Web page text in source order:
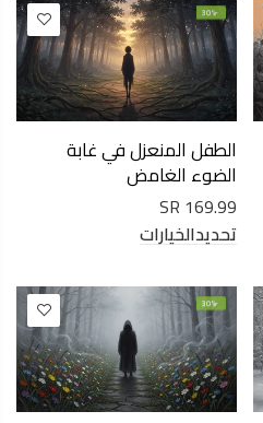
-30%
الطفل المنعزل في غابة
الضوء الغامض
169.99 SR
تحديدالخيارات
-30%